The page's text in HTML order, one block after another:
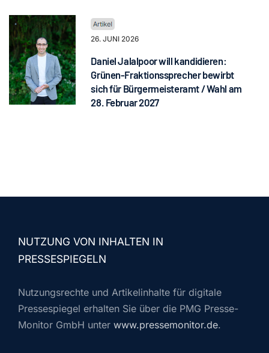
26. JUNI 2026
Daniel Jalalpoor will kandidieren:
Grünen-Fraktionssprecher bewirbt
sich für Bürgermeisteramt / Wahl am
28. Februar 2027
NUTZUNG VON INHALTEN IN
PRESSESPIEGELN
Nutzungsrechte und Artikelinhalte für digitale
Pressespiegel erhalten Sie über die PMG Presse-
Monitor GmbH unter www.pressemonitor.de.